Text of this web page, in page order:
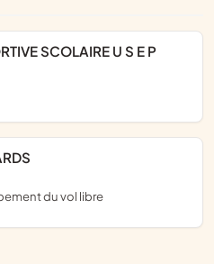
SCOLAIRE U S E P
du vol libre